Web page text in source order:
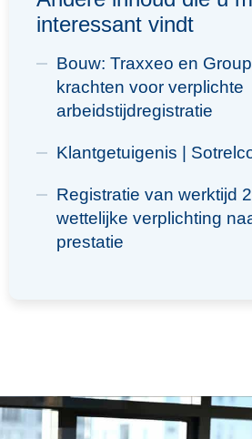
interessant vindt
Bouw: Traxxeo en
krachten voor verplichte
arbeidstijdregistratie
Klantgetuigenis |
Registratie van werktijd
wettelijke verplichting
prestatie